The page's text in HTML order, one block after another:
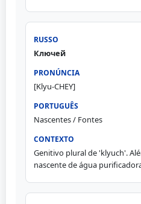
Ключей
[Klyu-CHEY]
Nascentes / Fontes
Genitivo plural de 'klyuch'.
nascente de água